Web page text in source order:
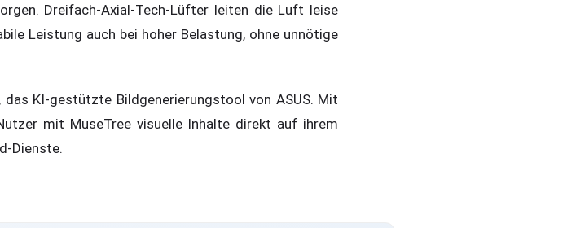
Dreifach-Axial-Tech-Lüfter leiten die Luft leise
Leistung auch bei hoher Belastung, ohne unnötige
KI-gestützte Bildgenerierungstool von ASUS. Mit
mit MuseTree visuelle Inhalte direkt auf ihrem
Dienste.